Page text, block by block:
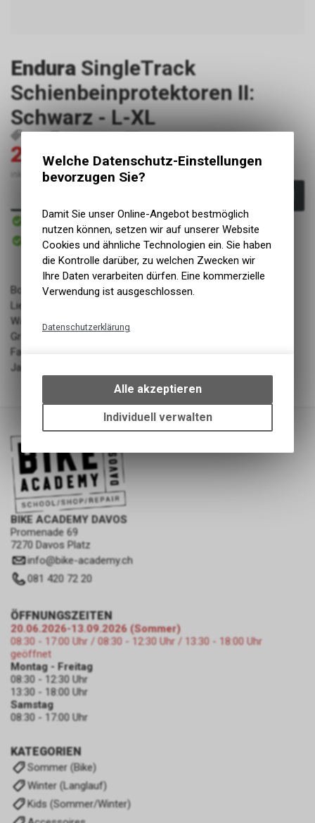
Endura SingleTrack
Schienbeinprotektoren II:
Schwarz - L-XL
P25073 5055939971827 5055939971827
27.00CHF90.00CHF
inkl. MwSt., zzgl. Versandkosten
Sofort verfügbar
Versand
Sofort abholbar
Abholung BIKE ACADEMY DAVOS
Body Protectors
Lieferant: ENDURA LIMITED
Warengruppe: Bekleidung
Grösse/Länge: L-XL
Farbe: Black
Jahrgang: SS20
BIKE ACADEMY DAVOS
Promenade 69
7270 Davos Platz
info@bike-academy.ch
081 420 72 20
KATEGORIEN
Sommer (Bike)
Winter (Langlauf)
Kids (Sommer/Winter)
ÖFFNUNGSZEITEN
20.06.2026-13.09.2026 (Sommer)
08:30 - 17:00 Uhr / 08:30 - 12:30 Uhr / 13:30 - 18:00 Uhr
geöffnet
Montag - Freitag
08:30 - 12:30 Uhr
13:30 - 18:00 Uhr
Samstag
08:30 - 17:00 Uhr
Welche Datenschutz-Einstellungen
bevorzugen Sie?
Damit Sie unser Online-Angebot bestmöglich
nutzen können, setzen wir auf unserer Website
Cookies und ähnliche Technologien ein. Sie haben
die Kontrolle darüber, zu welchen Zwecken wir
Ihre Daten verarbeiten dürfen. Eine kommerzielle
Verwendung ist ausgeschlossen.
Datenschutzerklärung
bestimmte Interaktionen und
Einstellungen auf Ihrem Gerät,
um die grundlegenden
Funktionen unseres Online-
des Warenkorbs, zu
ermöglichen. Bitte beachten Sie,
dass die gespeicherten Daten
keinerlei Rückschlüsse auf Ihre
persönlichen Informationen
Alle akzeptieren
Individuell verwalten